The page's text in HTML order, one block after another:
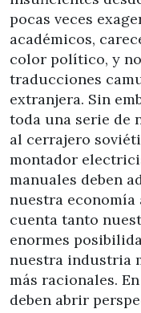
pocas veces
académicos,
color político, y
traducciones
extranjera. Sin
toda una serie de
al cerrajero
montador
manuales deben
nuestra economía
cuenta tanto
enormes
nuestra industria
más racionales.
deben abrir